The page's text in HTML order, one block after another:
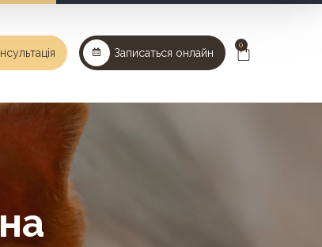
Записаться онлайн
0